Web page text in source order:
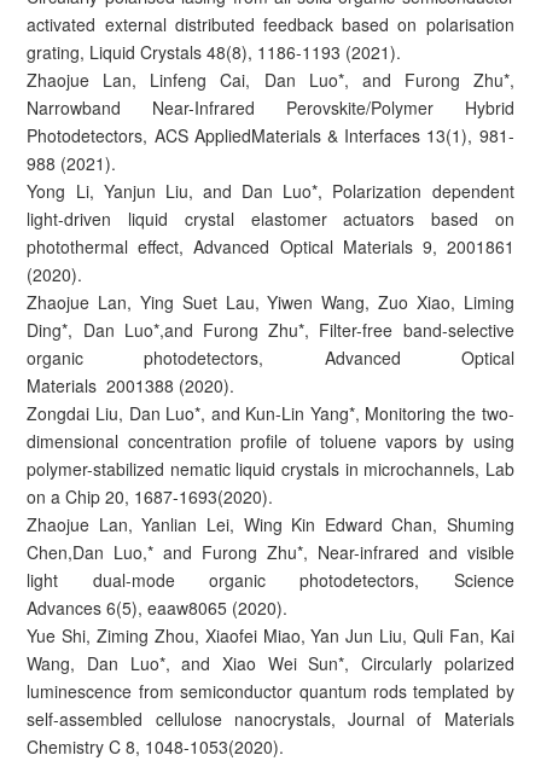
activated external distributed feedback based on polarisation
grating, Liquid Crystals 48(8), 1186-1193 (2021).
Zhaojue Lan, Linfeng Cai, Dan Luo*, and Furong Zhu*,
Narrowband Near-Infrared Perovskite/Polymer Hybrid
Photodetectors, ACS AppliedMaterials & Interfaces 13(1), 981-
988 (2021).
Yong Li, Yanjun Liu, and Dan Luo*, Polarization dependent
light-driven liquid crystal elastomer actuators based on
photothermal effect, Advanced Optical Materials 9, 2001861
(2020).
Zhaojue Lan, Ying Suet Lau, Yiwen Wang, Zuo Xiao, Liming
Ding*, Dan Luo*,and Furong Zhu*, Filter-free band-selective
organic photodetectors, Advanced Optical
Materials 2001388 (2020).
Zongdai Liu, Dan Luo*, and Kun-Lin Yang*, Monitoring the two-
dimensional concentration profile of toluene vapors by using
polymer-stabilized nematic liquid crystals in microchannels, Lab
on a Chip 20, 1687-1693(2020).
Zhaojue Lan, Yanlian Lei, Wing Kin Edward Chan, Shuming
Chen,Dan Luo,* and Furong Zhu*, Near-infrared and visible
light dual-mode organic photodetectors, Science
Advances 6(5), eaaw8065 (2020).
Yue Shi, Ziming Zhou, Xiaofei Miao, Yan Jun Liu, Quli Fan, Kai
Wang, Dan Luo*, and Xiao Wei Sun*, Circularly polarized
luminescence from semiconductor quantum rods templated by
self-assembled cellulose nanocrystals, Journal of Materials
Chemistry C 8, 1048-1053(2020).